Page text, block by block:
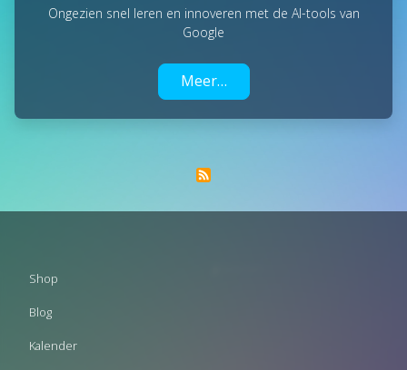
Ongezien snel leren en innoveren met de AI-tools van
Google
Meer…
Footer
Shop
Blog
Kalender